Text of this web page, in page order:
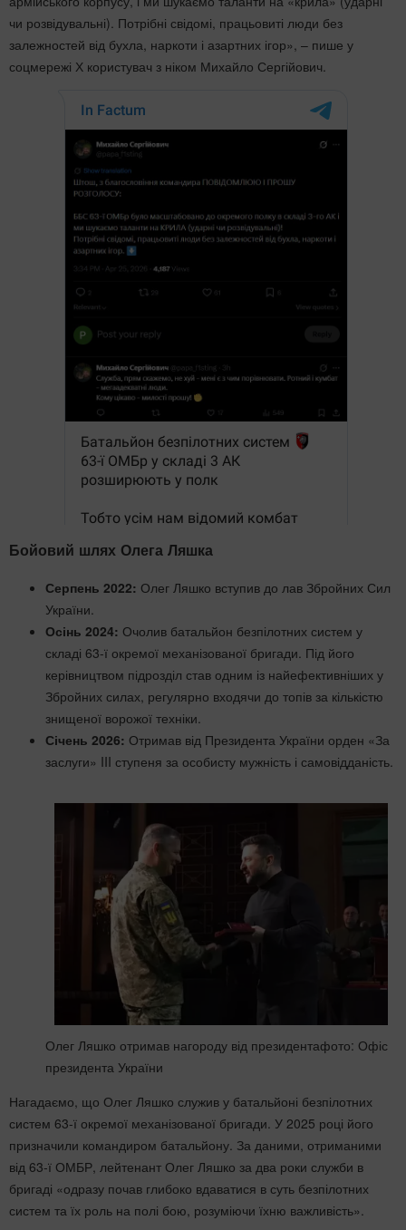
чи розвідувальні). Потрібні свідомі, працьовиті люди без
залежностей від бухла, наркоти і азартних ігор», – пише у
соцмережі Х користувач з ніком Михайло Сергійович.
Бойовий шлях Олега Ляшка
Серпень 2022: Олег Ляшко вступив до лав Збройних Сил
України.
Осінь 2024: Очолив батальйон безпілотних систем у
складі 63-ї окремої механізованої бригади. Під його
керівництвом підрозділ став одним із найефективніших у
Збройних силах, регулярно входячи до топів за кількістю
знищеної ворожої техніки.
Січень 2026: Отримав від Президента України орден «За
заслуги» III ступеня за особисту мужність і самовідданість.
Олег Ляшко отримав нагороду від президентафото: Офіс
президента України
Нагадаємо, що Олег Ляшко служив у батальйоні безпілотних
систем 63-ї окремої механізованої бригади. У 2025 році його
призначили командиром батальйону. За даними, отриманими
від 63-ї ОМБР, лейтенант Олег Ляшко за два роки служби в
бригаді «одразу почав глибоко вдаватися в суть безпілотних
систем та їх роль на полі бою, розуміючи їхню важливість».